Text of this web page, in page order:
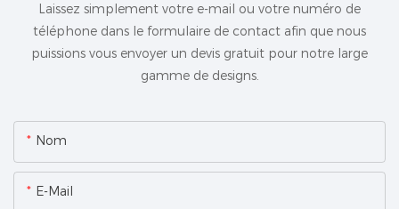
Laissez simplement votre e-mail ou votre numéro de
téléphone dans le formulaire de contact afin que nous
puissions vous envoyer un devis gratuit pour notre large
gamme de designs.
Nom
E-Mail